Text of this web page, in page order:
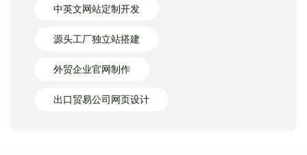
中英文网站定制开发
源头工厂独立站搭建
外贸企业官网制作
出口贸易公司网页设计